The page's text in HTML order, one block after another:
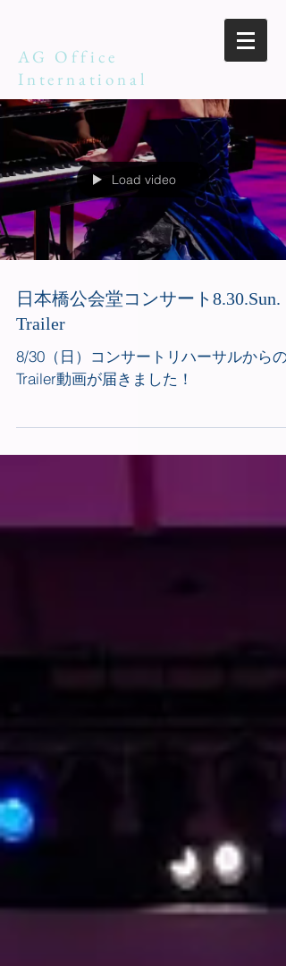
AG Office
International
Load video
日本橋公会堂コンサート8.30.Sun.
Trailer
8/30（日）コンサートリハーサルからの
Trailer動画が届きました！